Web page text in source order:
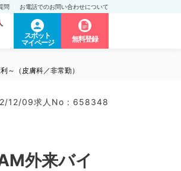
問 お電話でのお問い合わせについて
スポット
マイページ
無料登録
（皮膚科／非常勤）
12/09求人No : 658348
外来バイ